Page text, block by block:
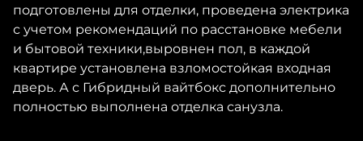
подготовлены для отделки, проведена электрика
с учетом рекомендаций по расстановке мебели
и бытовой техники,выровнен пол, в каждой
квартире установлена взломостойкая входная
дверь. А с Гибридный вайтбокс дополнительно
полностью выполнена отделка санузла.